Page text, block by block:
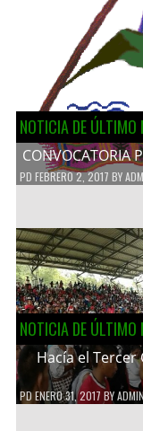
NOTICIA DE ÚLTIMO
CONVOCATORIA
PD FEBRERO 2, 2017 BY
NOTICIA DE ÚLTIMO
Hacía el Tercer
PDENERO 31, 2017 BY